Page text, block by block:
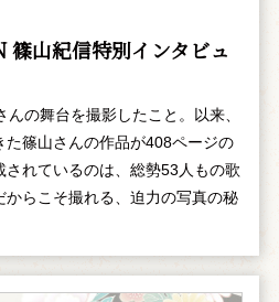
山紀信特別インタビュ
の舞台を撮影したこと。以来、
篠山さんの作品が408ページの
れているのは、総勢53人もの歌
らこそ撮れる、迫力の写真の秘